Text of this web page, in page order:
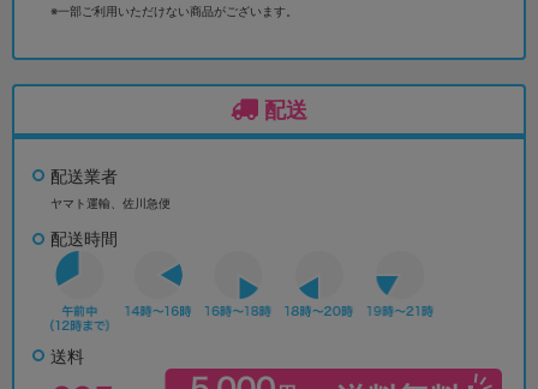
※一部ご利用いただけない商品がございます。
配送
配送業者
ヤマト運輸、佐川急便
配送時間
送料